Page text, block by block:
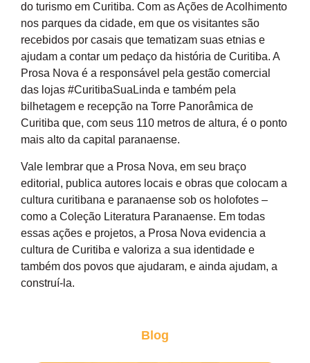
do turismo em Curitiba. Com as Ações de Acolhimento
nos parques da cidade, em que os visitantes são
recebidos por casais que tematizam suas etnias e
ajudam a contar um pedaço da história de Curitiba. A
Prosa Nova é a responsável pela gestão comercial
das lojas #CuritibaSuaLinda e também pela
bilhetagem e recepção na Torre Panorâmica de
Curitiba que, com seus 110 metros de altura, é o ponto
mais alto da capital paranaense.
Vale lembrar que a Prosa Nova, em seu braço
editorial, publica autores locais e obras que colocam a
cultura curitibana e paranaense sob os holofotes –
como a Coleção Literatura Paranaense. Em todas
essas ações e projetos, a Prosa Nova evidencia a
cultura de Curitiba e valoriza a sua identidade e
também dos povos que ajudaram, e ainda ajudam, a
construí-la.
Blog